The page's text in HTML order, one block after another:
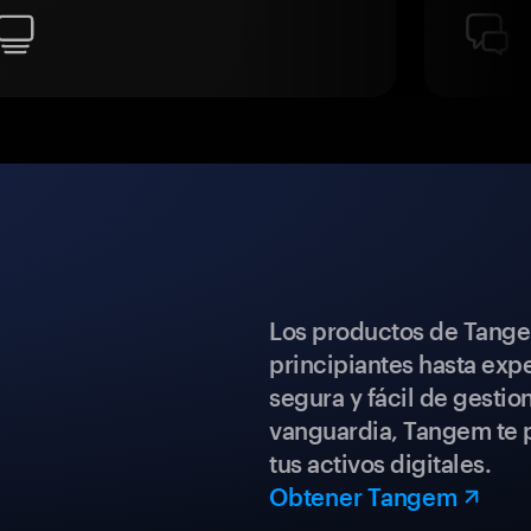
Los productos de
principiantes hasta
segura y fácil de
vanguardia, Tangem
tus activos digitales.
Obtener Tangem